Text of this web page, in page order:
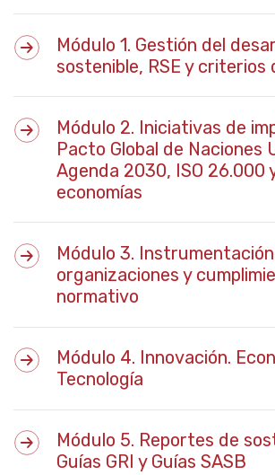
Módulo 1. Gestión del
sostenible, RSE y criterios
Módulo 2. Iniciativas de
Pacto Global de Naciones
Agenda 2030, ISO 26.000
economías
Módulo 3.
organizaciones y
normativo
Módulo 4. Innovación.
Tecnología
Módulo 5. Reportes de
Guías GRI y Guías SASB